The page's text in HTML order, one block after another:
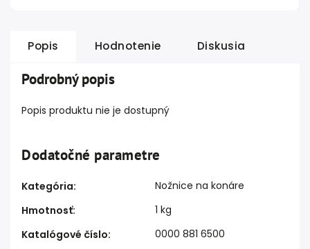
Popis Hodnotenie Diskusia
Podrobný popis
Popis produktu nie je dostupný
Dodatočné parametre
Kategória:
Nožnice na konáre
Hmotnosť:
1 kg
Katalógové číslo: 0000 881 6500